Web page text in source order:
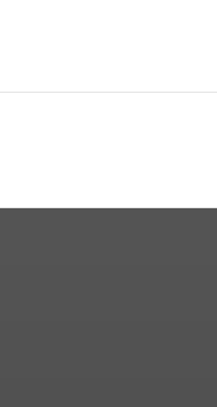
телевидении Чувашии